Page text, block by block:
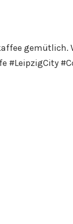
gemütlich.
#LeipzigCity